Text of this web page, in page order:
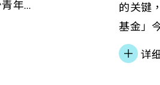
年
年
的
的关键
基金」
导会的
提升职
详